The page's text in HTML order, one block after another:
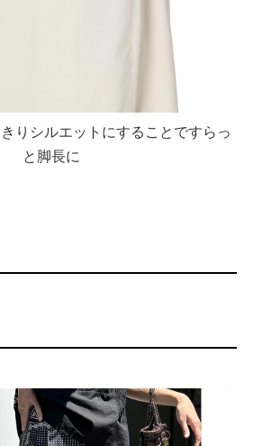
りシルエットにすることですらっ
と脚長に